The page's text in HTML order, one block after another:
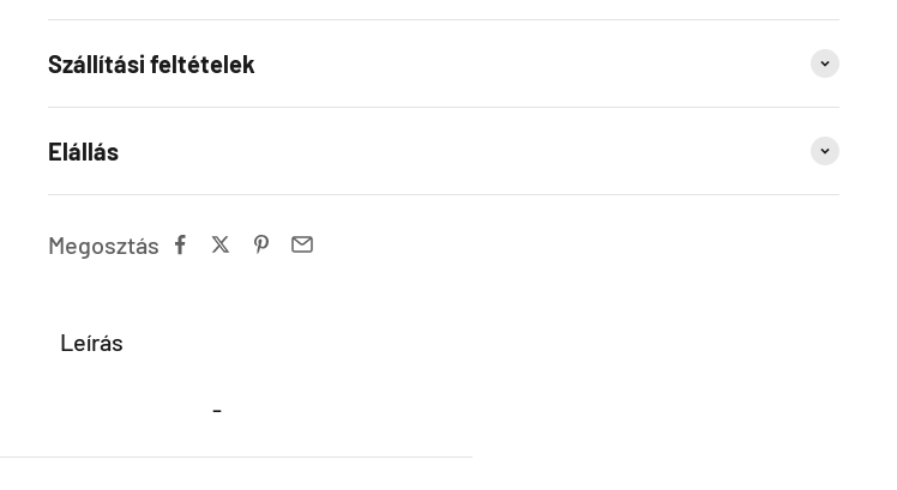
Szállítási feltételek
Elállás
Megosztás
Leírás
-